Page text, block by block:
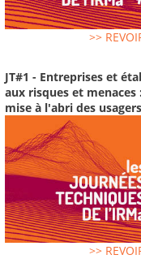
>>
JT#1 - Entreprises et
aux risques et
mise à l'abri des
>>